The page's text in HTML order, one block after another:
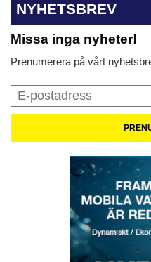
NYHETSBREV
Missa inga nyheter!
Prenumerera på vårt